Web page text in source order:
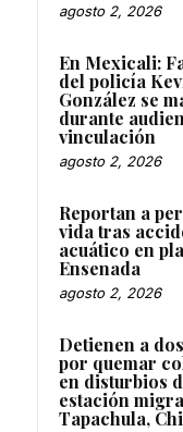
agosto 2, 2026
En Mexicali:
del policía
González se
durante
vinculación
agosto 2, 2026
Reportan a
vida tras
acuático en
Ensenada
agosto 2, 2026
Detienen a
por quemar
en disturbios
estación
Tapachula,